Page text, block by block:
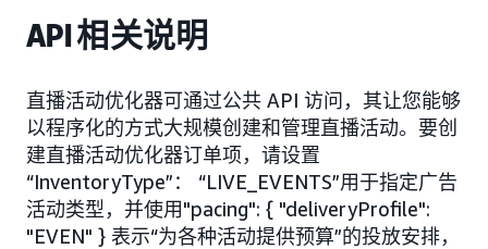
API 相关说明
直播活动优化器可通过公共 API 访问，其让您能够
以程序化的方式大规模创建和管理直播活动。要创
建直播活动优化器订单项，请设置
“InventoryType”： “LIVE_EVENTS”用于指定广告
活动类型，并使用"pacing": { "deliveryProfile":
"EVEN" } 表示“为各种活动提供预算”的投放安排，